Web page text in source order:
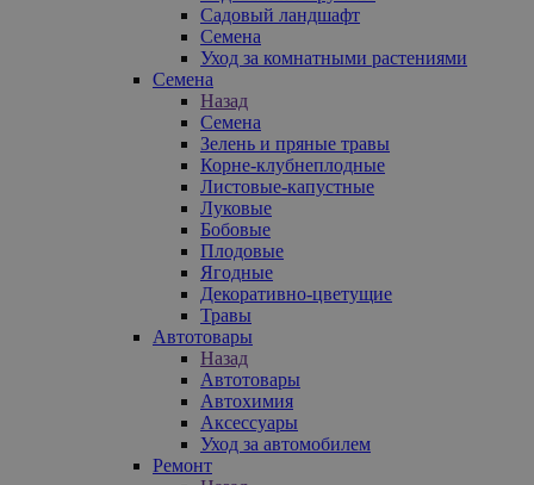
Садовый ландшафт
Семена
Уход за комнатными растениями
Семена
Назад
Семена
Зелень и пряные травы
Корне-клубнеплодные
Листовые-капустные
Луковые
Бобовые
Плодовые
Ягодные
Декоративно-цветущие
Травы
Автотовары
Назад
Автотовары
Автохимия
Аксессуары
Уход за автомобилем
Ремонт